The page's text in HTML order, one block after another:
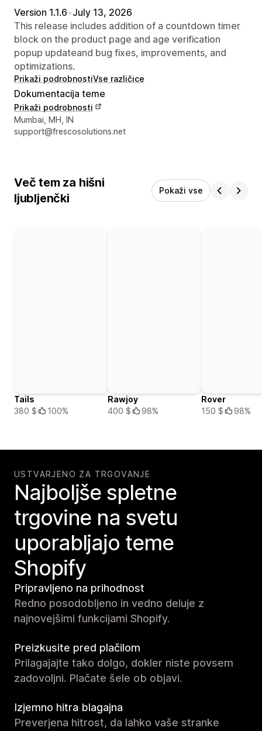
Version 1.1.6•July 13, 2026
This release includes addition of a countdown timer
block on the product page and age verification
popup updateand bug fixes, improvements, and
optimizations.
Prikaži podrobnostiVse različice
Dokumentacija teme
Prikaži podrobnosti
Podatki za stik z oblikovalcem
Mumbai, MH, IN
support@frescosolutions.net
Več tem za hišni
ljubljenčki
Pokaži vse
Tails
380 $
100%
Rawjoy
400 $
98%
Rover
150 $
98%
USTVARJENO ZA TRGOVANJE
Najboljše spletne
trgovine na svetu
uporabljajo teme
Shopify
Pripravljeno na prihodnost
Redno posodobljeno in vedno deluje z
najnovejšimi funkcijami Shopify.
Preizkusite pred plačilom
Prilagajajte tako dolgo, dokler niste povsem
zadovoljni. Plačate šele ob objavi.
Izjemno hitra blagajna
Preverjena hitrost, da lahko vaše stranke